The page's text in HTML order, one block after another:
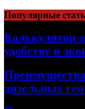
Skip
to
content
Популярные
Калькулятор
удобству и
дизельных